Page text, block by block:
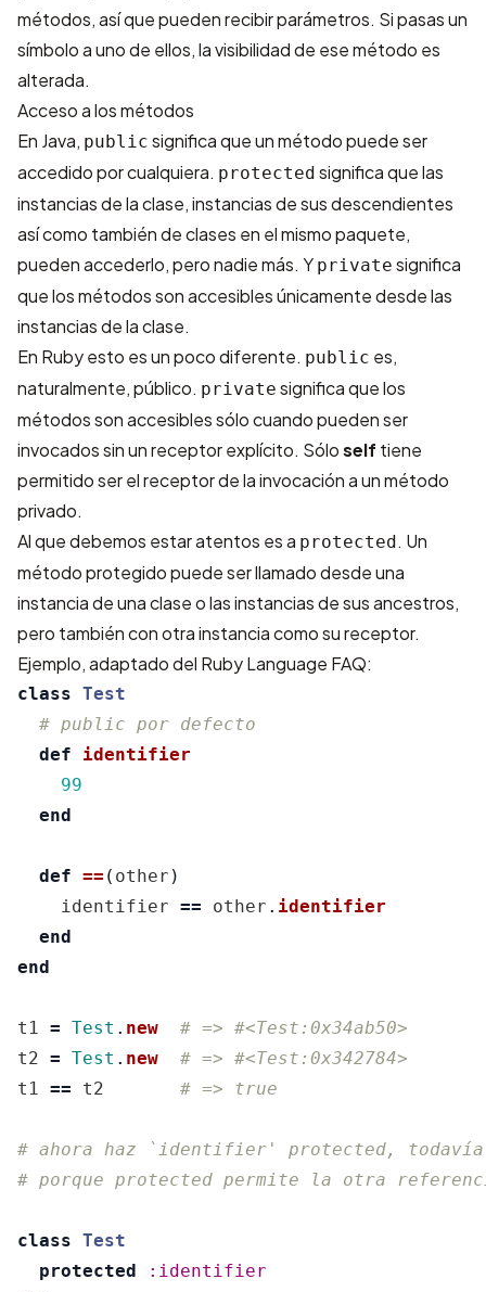
métodos, así que pueden recibir parámetros. Si pasas un
símbolo a uno de ellos, la visibilidad de ese método es
alterada.
Acceso a los métodos
En Java, public significa que un método puede ser
accedido por cualquiera. protected significa que las
instancias de la clase, instancias de sus descendientes
así como también de clases en el mismo paquete,
pueden accederlo, pero nadie más. Y private significa
que los métodos son accesibles únicamente desde las
instancias de la clase.
En Ruby esto es un poco diferente. public es,
naturalmente, público. private significa que los
métodos son accesibles sólo cuando pueden ser
invocados sin un receptor explícito. Sóloself tiene
permitido ser el receptor de la invocación a un método
privado.
Al que debemos estar atentos es a protected. Un
método protegido puede ser llamado desde una
instancia de una clase o las instancias de sus ancestros,
pero también con otra instancia como su receptor.
Ejemplo, adaptado del Ruby Language FAQ:
class Test
# public por defecto
def
identifier
99
end
def == ( other )
identifier == other . identifier
end
end
t1 = Test . new
# => #<Test:0x34ab50>
t2 = Test . new
# => #<Test:0x342784>
t1 == t2 # => true
# ahora haz `identifier' protected, todavía
# porque protected permite la otra
class Test
protected
:identifier